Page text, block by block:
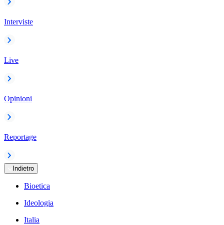
Interviste
Live
Opinioni
Reportage
Indietro
Bioetica
Ideologia
Italia